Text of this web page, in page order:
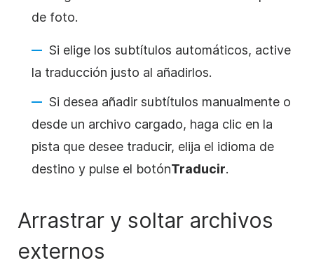
de foto.
Si elige los subtítulos automáticos, active
la traducción justo al añadirlos.
Si desea añadir subtítulos manualmente o
desde un archivo cargado, haga clic en la
pista que desee traducir, elija el idioma de
destino y pulse el botónTraducir.
Arrastrar y soltar archivos
externos